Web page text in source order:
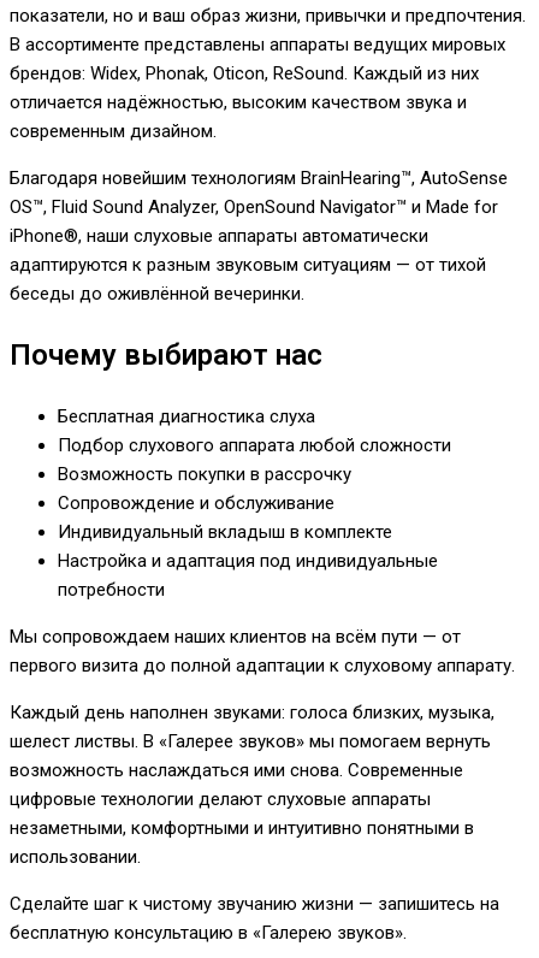
показатели, но и ваш образ жизни, привычки и предпочтения.
В ассортименте представлены аппараты ведущих мировых
брендов: Widex, Phonak, Oticon, ReSound. Каждый из них
отличается надёжностью, высоким качеством звука и
современным дизайном.
Благодаря новейшим технологиям BrainHearing™, AutoSense
OS™, Fluid Sound Analyzer, OpenSound Navigator™ и Made for
iPhone®, наши слуховые аппараты автоматически
адаптируются к разным звуковым ситуациям — от тихой
беседы до оживлённой вечеринки.
Почему выбирают нас
Бесплатная диагностика слуха
Подбор слухового аппарата любой сложности
Возможность покупки в рассрочку
Сопровождение и обслуживание
Индивидуальный вкладыш в комплекте
Настройка и адаптация под индивидуальные
потребности
Мы сопровождаем наших клиентов на всём пути — от
первого визита до полной адаптации к слуховому аппарату.
Каждый день наполнен звуками: голоса близких, музыка,
шелест листвы. В «Галерее звуков» мы помогаем вернуть
возможность наслаждаться ими снова. Современные
цифровые технологии делают слуховые аппараты
незаметными, комфортными и интуитивно понятными в
использовании.
Сделайте шаг к чистому звучанию жизни — запишитесь на
бесплатную консультацию в «Галерею звуков».